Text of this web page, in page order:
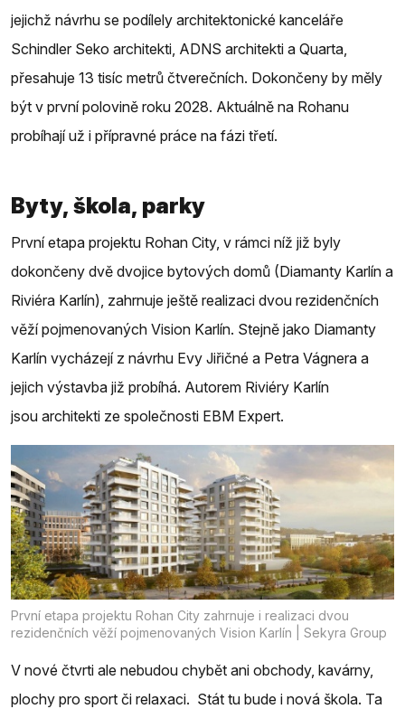
jejichž návrhu se podílely architektonické kanceláře
Schindler Seko architekti, ADNS architekti a Quarta,
přesahuje 13 tisíc metrů čtverečních. Dokončeny by měly
být v první polovině roku 2028. Aktuálně na Rohanu
probíhají už i přípravné práce na fázi třetí.
Byty, škola, parky
První etapa projektu Rohan City, v rámci níž již byly
dokončeny dvě dvojice bytových domů (Diamanty Karlín a
Riviéra Karlín), zahrnuje ještě realizaci dvou rezidenčních
věží pojmenovaných Vision Karlín. Stejně jako Diamanty
Karlín vycházejí z návrhu Evy Jiřičné a Petra Vágnera a
jejich výstavba již probíhá. Autorem Riviéry Karlín
jsou architekti ze společnosti EBM Expert.
První etapa projektu Rohan City zahrnuje i realizaci dvou
rezidenčních věží pojmenovaných Vision Karlín | Sekyra Group
V nové čtvrti ale nebudou chybět ani obchody, kavárny,
plochy pro sport či relaxaci. Stát tu bude i nová škola. Ta